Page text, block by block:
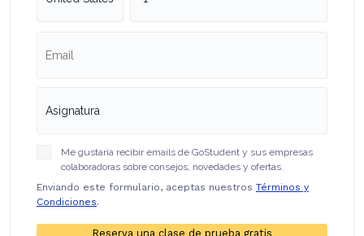
Me gustaría recibir emails de GoStudent y sus empresas
colaboradoras sobre consejos, novedades y ofertas.
Enviando este formulario, aceptas nuestros Términos y
Condiciones.